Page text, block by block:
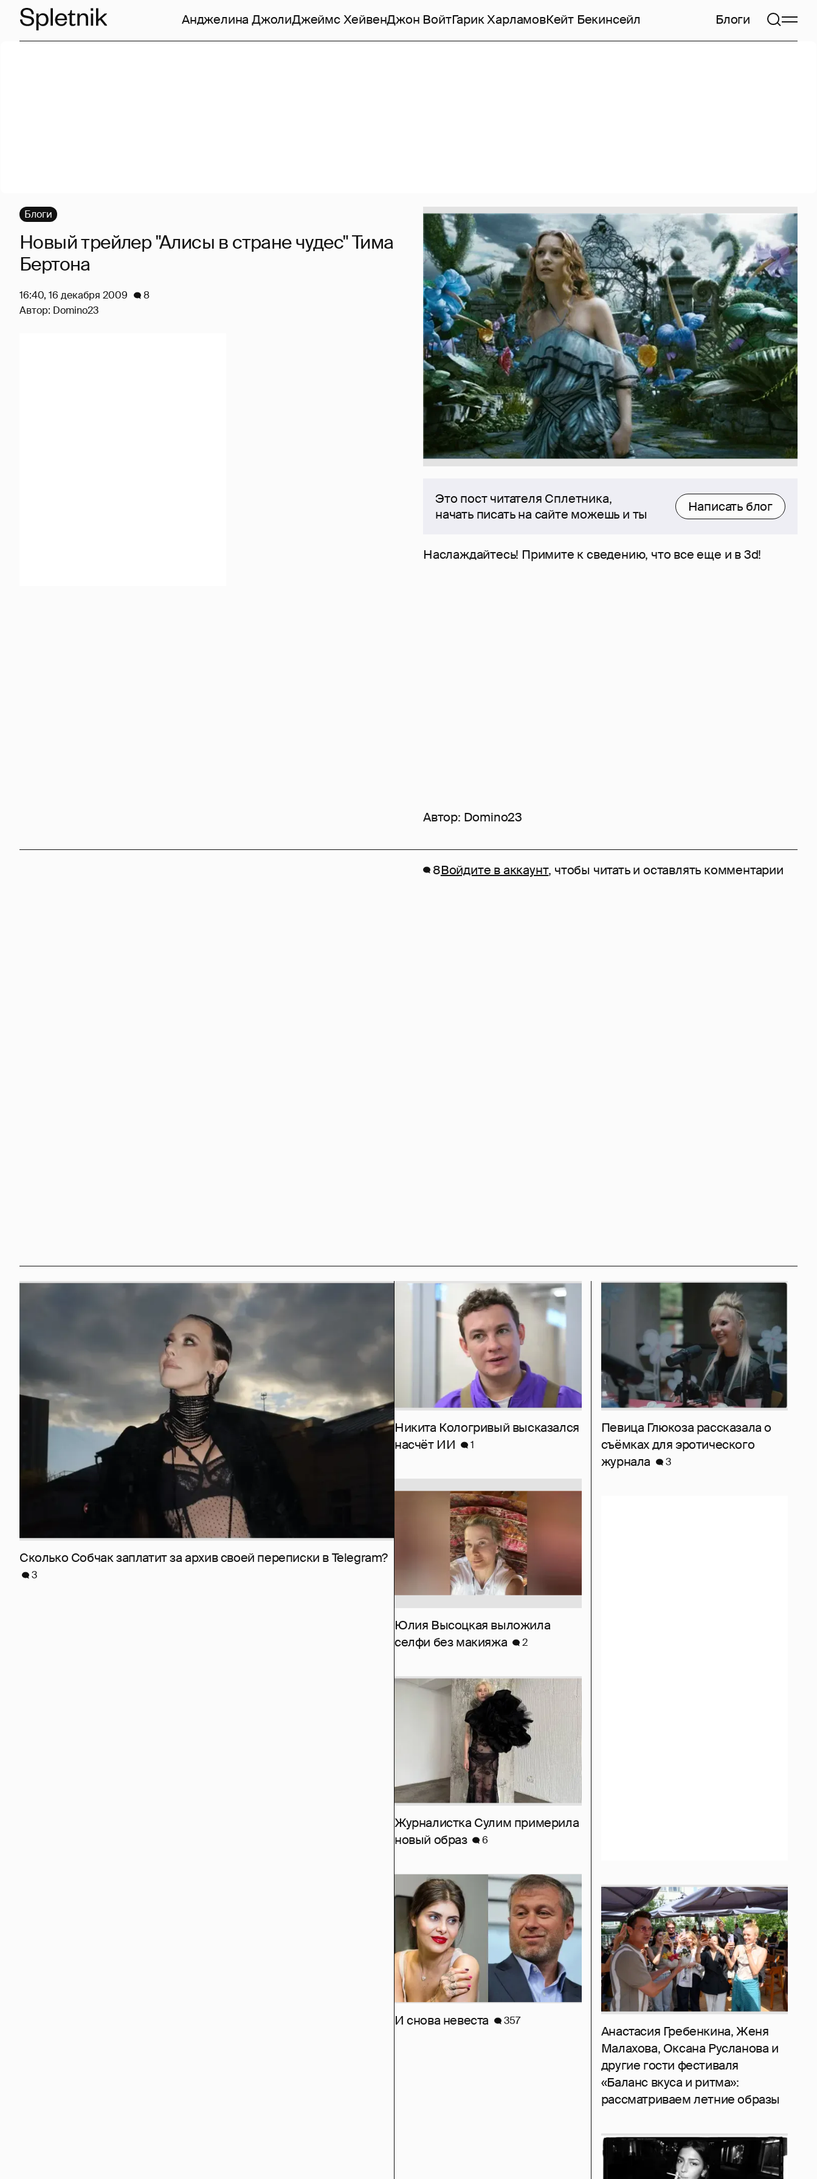
Анджелина ДжолиДжеймс ХейвенДжон ВойтГарик ХарламовКейт Бекинсейл Блоги
Это пост читателя Сплетника,
начать писать на сайте можешь и ты
Написать блог
Наслаждайтесь! Примите к сведению, что все еще и в 3d!
Автор: Domino23
Блоги
Новый трейлер "Алисы в стране чудес" Тима
Бертона
16:40, 16 декабря 2009
8
Автор: Domino23
8Войдите в аккаунт, чтобы читать и оставлять комментарии
Сколько Собчак заплатит за архив своей перeписки в Telegram?
3
Никита Кологривый высказался
насчёт ИИ
1
Певица Глюкоза рассказала о
съёмках для эротического
журнала
3
Юлия Высоцкая выложила
селфи без макияжа
2
Журналистка Сулим примерила
новый образ
6
Анастасия Гребенкина, Женя
Малахова, Оксана Русланова и
другие гости фестиваля
«Баланс вкуса и ритма»:
рассматриваем летние образы
И снова невеста 357